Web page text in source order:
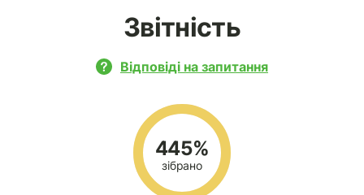
Звітність
Відповіді на запитання
445%
зібрано